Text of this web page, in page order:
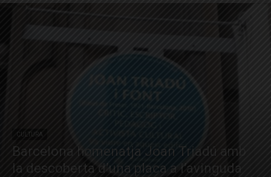
CULTURA
Barcelona homenatja Joan Triadú amb
la descoberta d’una placa a l’avinguda